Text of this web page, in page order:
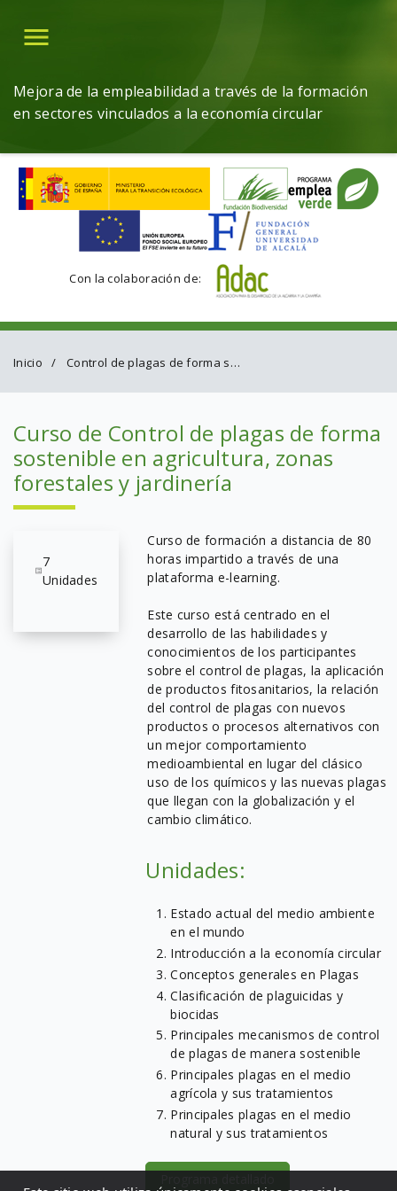
Menú
Mejora de la empleabilidad a través de la formación
en sectores vinculados a la economía circular
Con la colaboración de:
Inicio Control de plagas de forma sostenible
Curso de Control de plagas de forma
sostenible en agricultura, zonas
forestales y jardinería
7
Unidades
Curso de formación a distancia de 80
horas impartido a través de una
plataforma e-learning.
Este curso está centrado en el
desarrollo de las habilidades y
conocimientos de los participantes
sobre el control de plagas, la aplicación
de productos fitosanitarios, la relación
del control de plagas con nuevos
productos o procesos alternativos con
un mejor comportamiento
medioambiental en lugar del clásico
uso de los químicos y las nuevas plagas
que llegan con la globalización y el
cambio climático.
Unidades:
Estado actual del medio ambiente
en el mundo
Introducción a la economía circular
Conceptos generales en Plagas
Clasificación de plaguicidas y
biocidas
Principales mecanismos de control
de plagas de manera sostenible
Principales plagas en el medio
agrícola y sus tratamientos
Principales plagas en el medio
natural y sus tratamientos